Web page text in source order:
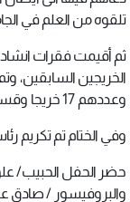
تلقوه من العلم في
ثم أقيمت فقرات
الخريجين السابقين،
وعددهم 17 خريجا وقسم القرآن وعلومه وعددهم 10 خريجين.
وفي الختام تم تكريم
حضر الحفل الحبيب/
والبروفيسور / صادق